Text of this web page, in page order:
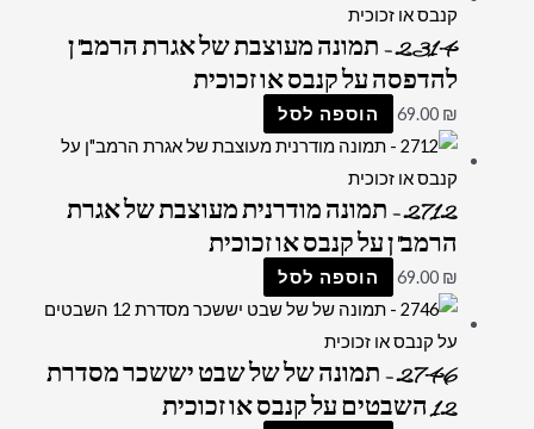
2314 – תמונה מעוצבת של אגרת הרמב"ן
להדפסה על קנבס או זכוכית
69.00 ₪ הוספה לסל
2712 – תמונה מודרנית מעוצבת של אגרת
הרמב"ן על קנבס או זכוכית
69.00 ₪ הוספה לסל
2746 – תמונה של של שבט יששכר מסדרת
12 השבטים על קנבס או זכוכית